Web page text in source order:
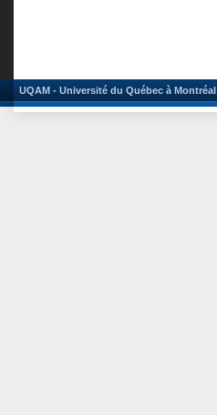
UQAM - Université du Québec à Montréal